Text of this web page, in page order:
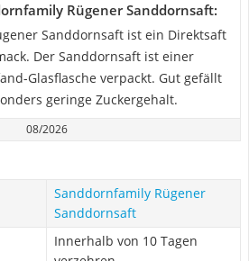
Rügener Sanddornsaft:
Sanddornsaft ist ein Direktsaft
Der Sanddornsaft ist einer
Glasflasche verpackt. Gut gefällt
geringe Zuckergehalt.
08/2026
Sanddornfamily Rügener
Sanddornsaft
Innerhalb von 10 Tagen